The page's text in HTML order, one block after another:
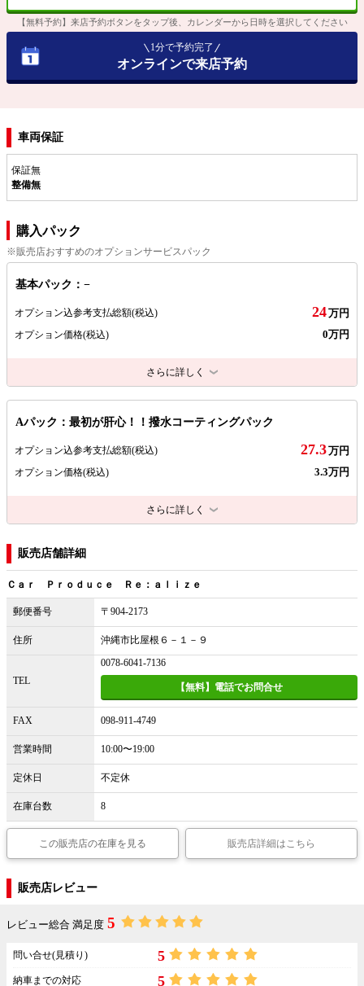
【無料予約】来店予約ボタンをタップ後、カレンダーから日時を選択してください
1分で予約完了
オンラインで来店予約
車両保証
保証無
整備無
購入パック
※販売店おすすめのオプションサービスパック
基本パック：−
オプション込参考支払総額(税込) 24万円
オプション価格(税込) 0万円
さらに詳しく
Aパック：最初が肝心！！撥水コーティングパック
オプション込参考支払総額(税込) 27.3万円
オプション価格(税込) 3.3万円
さらに詳しく
販売店舗詳細
Ｃａｒ Ｐｒｏｄｕｃｅ Ｒｅ：ａｌｉｚｅ
郵便番号 〒904-2173
住所 沖縄市比屋根６－１－９
TEL
0078-6041-7136
【無料】電話でお問合せ
FAX 098-911-4749
営業時間 10:00〜19:00
定休日 不定休
在庫台数 8
この販売店の在庫を見る 販売店詳細はこちら
販売店レビュー
レビュー総合 満足度 5
問い合せ(見積り) 5
納車までの対応 5